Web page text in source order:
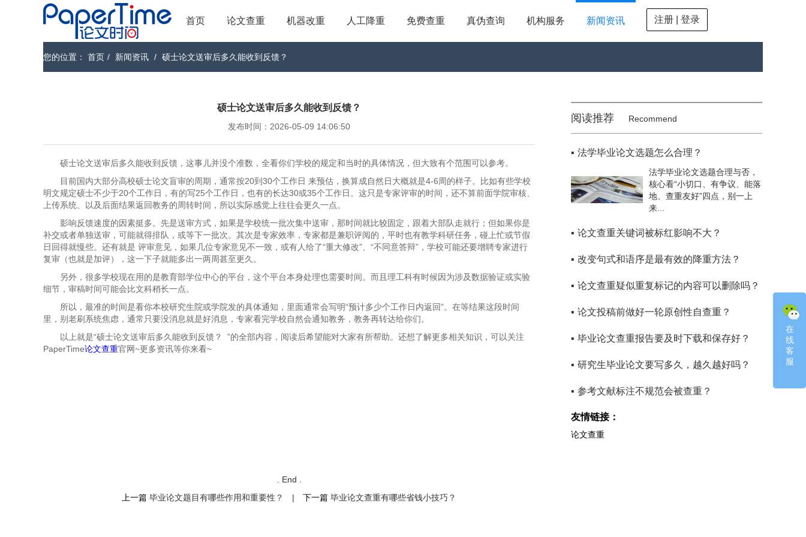
首页 论文查重 机器改重 人工降重 免费查重 真伪查询 机构服务 新闻资讯 注册 | 登录
在
线
客
服
您的位置： 首页 / 新闻资讯 / 硕士论文送审后多久能收到反馈？
硕士论文送审后多久能收到反馈？
发布时间：2026-05-09 14:06:50
硕士论文送审后多久能收到反馈，这事儿并没个准数，全看你们学校的规定和当时的具体情况，但大致有个范围可以参考。
目前国内大部分高校硕士论文盲审的周期，通常按20到30个工作日​ 来预估，换算成自然日大概就是4-6周​的样子。比如有些学校
明文规定硕士不少于20个工作日，有的写25个工作日，也有的长达30或35个工作日。这只是专家评审的时间，还不算前面学院审核、
上传系统、以及后面结果返回教务的周转时间，所以实际感觉上往往会更久一点。
影响反馈速度的因素挺多。先是送审方式，如果是学校统一批次集中送审，那时间就比较固定，跟着大部队走就行；但如果你是
补交或者单独送审，可能就得排队，或等下一批次。其次是专家效率，专家都是兼职评阅的，平时也有教学科研任务，碰上忙或节假
日回得就慢些。还有就是 评审意见，如果几位专家意见不一致，或有人给了“重大修改”、“不同意答辩”，学校可能还要增聘专家进行
复审（也就是加评），这一下子就能多出一两周甚至更久。
另外，很多学校现在用的是教育部学位中心的平台，这个平台本身处理也需要时间。而且理工科有时候因为涉及数据验证或实验
细节，审稿时间可能会比文科稍长一点。
所以，最准的时间是看你本校研究生院或学院发的具体通知，里面通常会写明“预计多少个工作日内返回”。在等结果这段时间
里，别老刷系统焦虑，通常只要没消息就是好消息，专家看完学校自然会通知教务，教务再转达给你们。
以上就是“硕士论文送审后多久能收到反馈？ ”的全部内容，阅读后希望能对大家有所帮助。还想了解更多相关知识，可以关注
PaperTime论文查重官网~更多资讯等你来看~
. End .
上一篇 毕业论文题目有哪些作用和重要性？ | 下一篇 毕业论文查重有哪些省钱小技巧？
阅读推荐 Recommend
▪ 法学毕业论文选题怎么合理？
法学毕业论文选题合理与否，
核心看“小切口、有争议、能落
地、查重友好”四点，别一上
来...
▪ 论文查重关键词被标红影响不大？
▪ 改变句式和语序是最有效的降重方法？
▪ 论文查重疑似重复标记的内容可以删除吗？
▪ 论文投稿前做好一轮原创性自查重？
▪ 毕业论文查重报告要及时下载和保存好？
▪ 研究生毕业论文要写多久，越久越好吗？
▪ 参考文献标注不规范会被查重？
友情链接：
论文查重
在
线
客
服